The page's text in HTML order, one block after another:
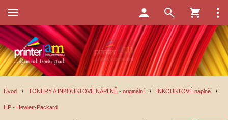
Úvod / TONERY A INKOUSTOVÉ NÁPLNĚ - originální / INKOUSTOVÉ náplně /
HP - Hewlett-Packard